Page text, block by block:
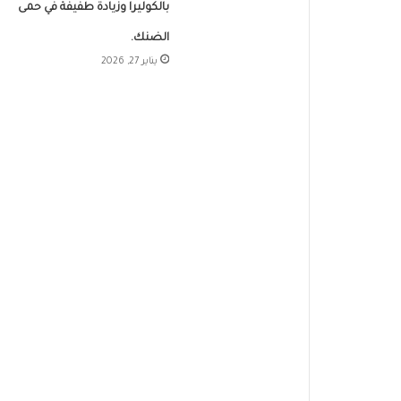
بالكوليرا وزيادة طفيفة في حمى
الضنك.
يناير 27, 2026